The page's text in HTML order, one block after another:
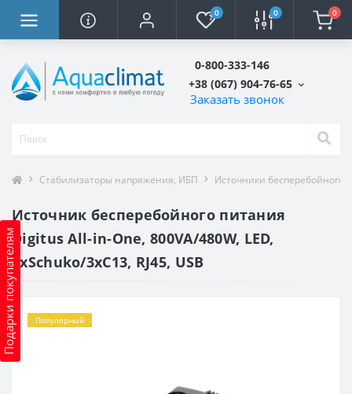
0 0 0
0-800-333-146
+38 (067) 904-76-65
Заказать звонок
Подарки покупателям
Стабилизаторы напряжения, ИБП Источники бесперебойного
Источник бесперебойного питания
Digitus All-in-One, 800VA/480W, LED,
4xSchuko/3xC13, RJ45, USB
Популярный